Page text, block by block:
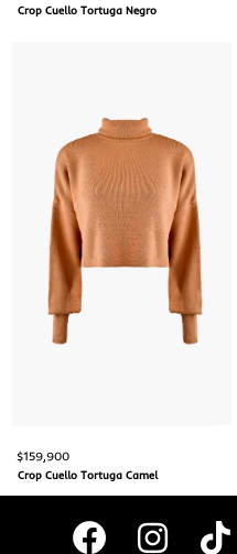
Crop Cuello Tortuga Negro
$159,900
Crop Cuello Tortuga Camel